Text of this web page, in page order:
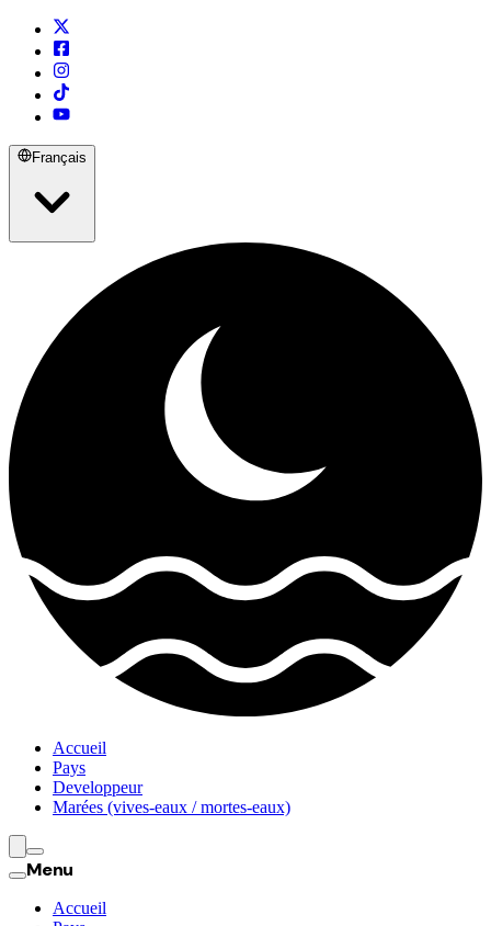
Français
Accueil
Pays
Developpeur
Marées (vives-eaux / mortes-eaux)
Menu
Accueil